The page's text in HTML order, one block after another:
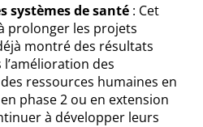
systèmes de santé : Cet
prolonger les projets
montré des résultats
des
ressources humaines en
phase 2 ou en extension
à développer leurs